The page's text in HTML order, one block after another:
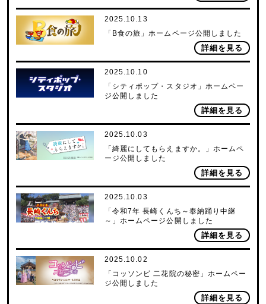
2025.10.13
「B食の旅」ホームページ公開しました
詳細を見る
2025.10.10
「シティポップ・スタジオ」ホームペー
ジ公開しました
詳細を見る
2025.10.03
「綺麗にしてもらえますか。」ホームペ
ージ公開しました
詳細を見る
2025.10.03
「令和7年 長崎くんち～奉納踊り中継
～」ホームページ公開しました
詳細を見る
2025.10.02
「コッソンビ 二花院の秘密」ホームペー
ジ公開しました
詳細を見る